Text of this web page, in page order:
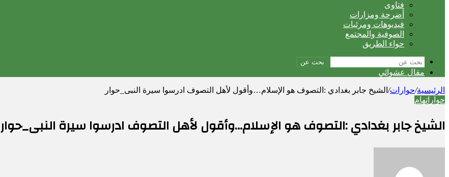
فتاوى
أضرحة ومزارات
فيديوهات ومرئيات
الصوفية والمجتمع
حواء الطريق
بحث عن
مقال عشوائي
الرئيسية/حوارات/ الشيخ جابر بغدادي :التصوف هو الإسلام…وأقول لأهل التصوف ادرسوا سيرة النبى_حوار
حواراتهام
الشيخ جابر بغدادي :التصوف هو الإسلام…وأقول لأهل التصوف ادرسوا سيرة النبى_حوار